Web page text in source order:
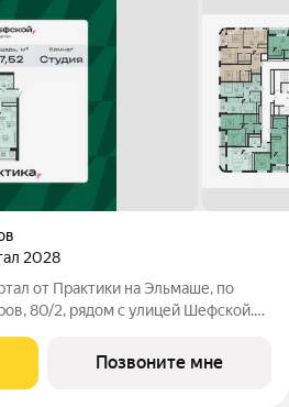
2028
80/2, рядом с улицей Шефской.
и №95, детский сад №440,
Позвоните мне